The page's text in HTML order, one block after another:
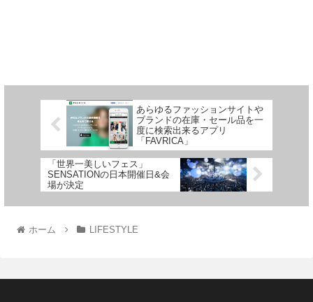
あらゆるファッションサイトや
ブランドの在庫・セール品を一
度に検索出来るアプリ
「FAVRICA」
「世界一美しいフェス」
SENSATIONの日本開催日&会
場が決定
ホーム LIFESTYLE